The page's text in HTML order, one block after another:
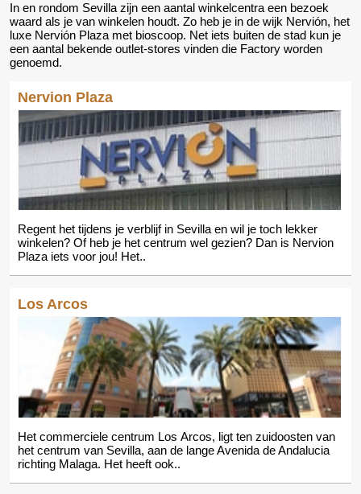
In en rondom Sevilla zijn een aantal winkelcentra een bezoek
waard als je van winkelen houdt. Zo heb je in de wijk Nervión, het
luxe Nervión Plaza met bioscoop. Net iets buiten de stad kun je
een aantal bekende outlet-stores vinden die Factory worden
genoemd.
Nervion Plaza
Regent het tijdens je verblijf in Sevilla en wil je toch lekker
winkelen? Of heb je het centrum wel gezien? Dan is Nervion
Plaza iets voor jou! Het..
Los Arcos
Het commerciele centrum Los Arcos, ligt ten zuidoosten van
het centrum van Sevilla, aan de lange Avenida de Andalucia
richting Malaga. Het heeft ook..